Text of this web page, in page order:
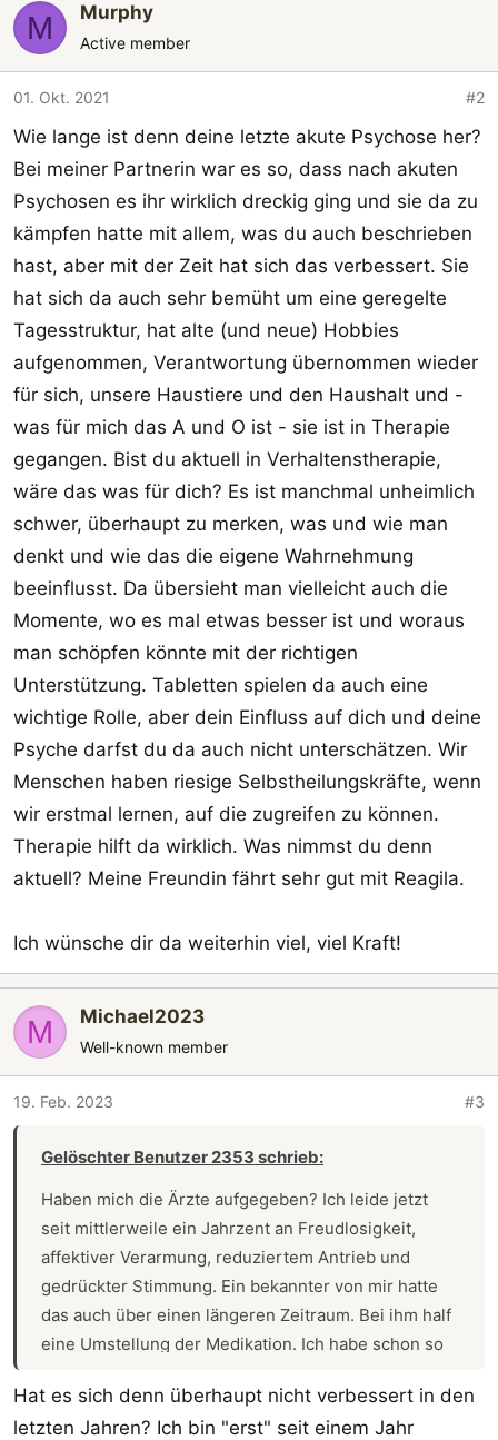
M Murphy
Active member
01. Okt. 2021 #2
Wie lange ist denn deine letzte akute Psychose her?
Bei meiner Partnerin war es so, dass nach akuten
Psychosen es ihr wirklich dreckig ging und sie da zu
kämpfen hatte mit allem, was du auch beschrieben
hast, aber mit der Zeit hat sich das verbessert. Sie
hat sich da auch sehr bemüht um eine geregelte
Tagesstruktur, hat alte (und neue) Hobbies
aufgenommen, Verantwortung übernommen wieder
für sich, unsere Haustiere und den Haushalt und -
was für mich das A und O ist - sie ist in Therapie
gegangen. Bist du aktuell in Verhaltenstherapie,
wäre das was für dich? Es ist manchmal unheimlich
schwer, überhaupt zu merken, was und wie man
denkt und wie das die eigene Wahrnehmung
beeinflusst. Da übersieht man vielleicht auch die
Momente, wo es mal etwas besser ist und woraus
man schöpfen könnte mit der richtigen
Unterstützung. Tabletten spielen da auch eine
wichtige Rolle, aber dein Einfluss auf dich und deine
Psyche darfst du da auch nicht unterschätzen. Wir
Menschen haben riesige Selbstheilungskräfte, wenn
wir erstmal lernen, auf die zugreifen zu können.
Therapie hilft da wirklich. Was nimmst du denn
aktuell? Meine Freundin fährt sehr gut mit Reagila.
Ich wünsche dir da weiterhin viel, viel Kraft!
M Michael2023
Well-known member
19. Feb. 2023 #3
Gelöschter Benutzer 2353 schrieb:
Haben mich die Ärzte aufgegeben? Ich leide jetzt
seit mittlerweile ein Jahrzent an Freudlosigkeit,
affektiver Verarmung, reduziertem Antrieb und
gedrückter Stimmung. Ein bekannter von mir hatte
das auch über einen längeren Zeitraum. Bei ihm half
eine Umstellung der Medikation. Ich habe schon so
Verbesserung der Symptomatik.
Hat es sich denn überhaupt nicht verbessert in den
letzten Jahren? Ich bin "erst" seit einem Jahr